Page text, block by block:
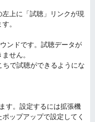
上に「試聴」リンクが現
。
ンドです。試聴データが
せん。
で試聴ができるようにな
す。設定するには拡張機
ップアップで設定してく